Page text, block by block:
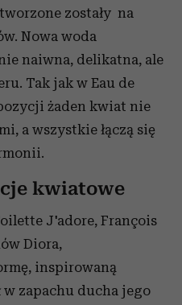
zostały na
Nowa woda
naiwna, delikatna, ale
Tak jak w Eau de
żaden kwiat nie
a wszystkie łączą się
kwiatowe
J'adore, François
Diora,
inspirowaną
w zapachu ducha jego